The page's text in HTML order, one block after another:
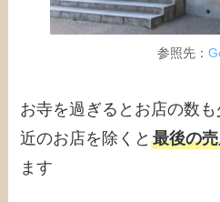
参照先：
お寺を過ぎるとお店の数
近のお店を除くと最後の
ます